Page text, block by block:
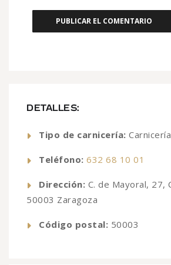
DETALLES:
Tipo de carnicería: Carnicería
Teléfono: 632 68 10 01
Dirección: C. de Mayoral, 27,
50003 Zaragoza
Código postal: 50003